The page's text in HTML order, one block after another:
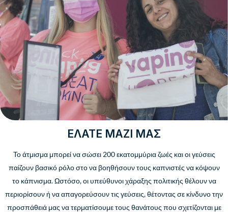
ΕΛΆΤΕ ΜΑΖΊ ΜΑΣ
Το άτμισμα μπορεί να σώσει 200 ​​εκατομμύρια ζωές και οι γεύσεις
παίζουν βασικό ρόλο στο να βοηθήσουν τους καπνιστές να κόψουν
το κάπνισμα. Ωστόσο, οι υπεύθυνοι χάραξης πολιτικής θέλουν να
περιορίσουν ή να απαγορεύσουν τις γεύσεις, θέτοντας σε κίνδυνο την
προσπάθειά μας να τερματίσουμε τους θανάτους που σχετίζονται με